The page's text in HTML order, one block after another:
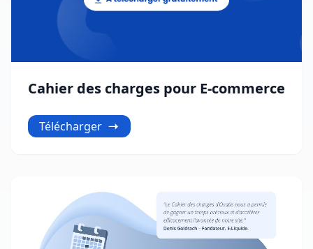
Cahier des charges pour E-commerce
Télécharger